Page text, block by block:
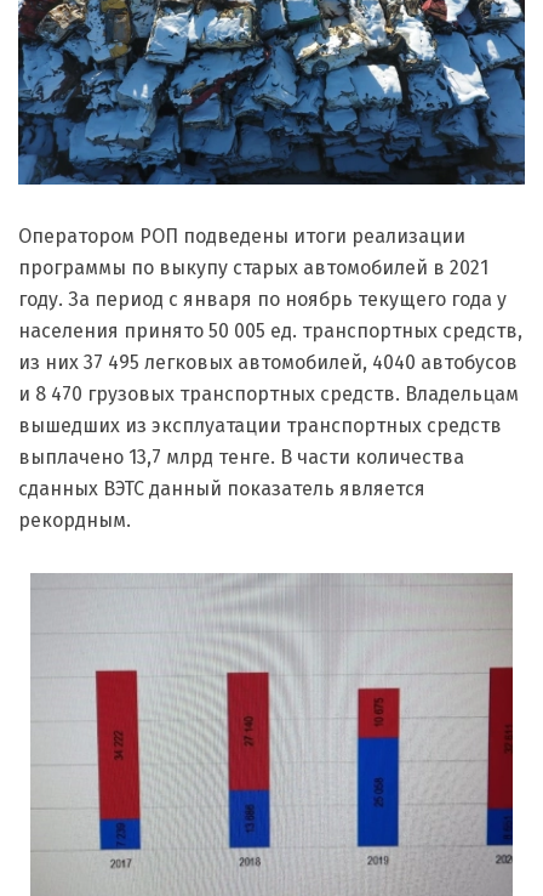
Оператором РОП подведены итоги реализации
программы по выкупу старых автомобилей в 2021
году. За период с января по ноябрь текущего года у
населения принято 50 005 ед. транспортных средств,
из них 37 495 легковых автомобилей, 4040 автобусов
и 8 470 грузовых транспортных средств. Владельцам
вышедших из эксплуатации транспортных средств
выплачено 13,7 млрд тенге. В части количества
сданных ВЭТС данный показатель является
рекордным.